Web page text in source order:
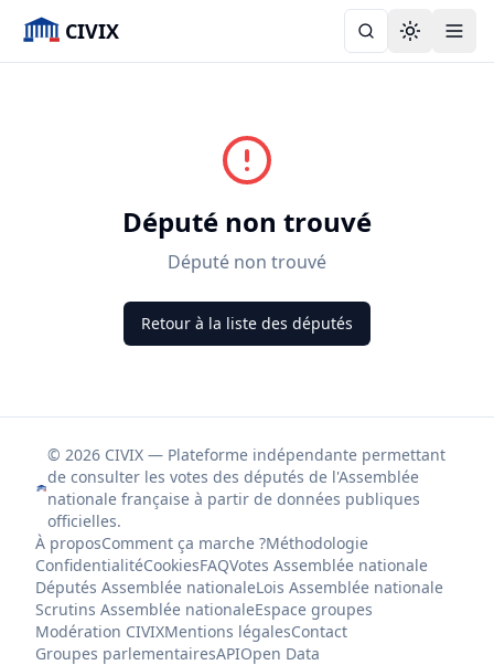
CIVIX Toggle
Député non trouvé
Député non trouvé
Retour à la liste des députés
© 2026 CIVIX — Plateforme indépendante permettant
de consulter les votes des députés de l'Assemblée
nationale française à partir de données publiques
officielles.
À proposComment ça marche ?Méthodologie
ConfidentialitéCookiesFAQVotes Assemblée nationale
Députés Assemblée nationaleLois Assemblée nationale
Scrutins Assemblée nationaleEspace groupes
Modération CIVIXMentions légalesContact
Groupes parlementairesAPIOpen Data